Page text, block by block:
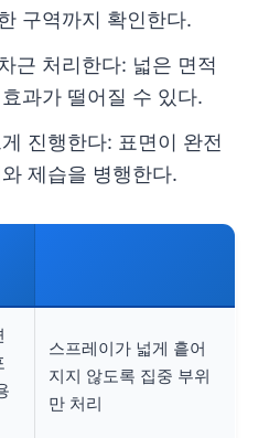
구역까지 확인한다.
근 처리한다: 넓은 면적
과가 떨어질 수 있다.
진행한다: 표면이 완전
제습을 병행한다.
스프레이가 넓게 흩어
지지 않도록 집중 부위
만 처리